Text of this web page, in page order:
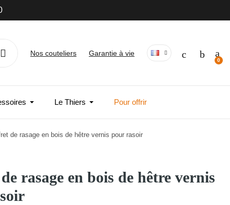
Nos couteliers Garantie à vie
Le Thiers Pour offrir
de rasage en bois de hêtre vernis pour rasoir
rasage en bois de hêtre vernis